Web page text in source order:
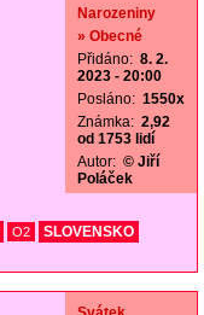
Narozeniny
» Obecné
Přidáno: 8. 2.
2023 - 20:00
Posláno: 1550x
Známka: 2,92
od 1753 lidí
Autor: © Jiří
Poláček
O2
SLOVENSKO